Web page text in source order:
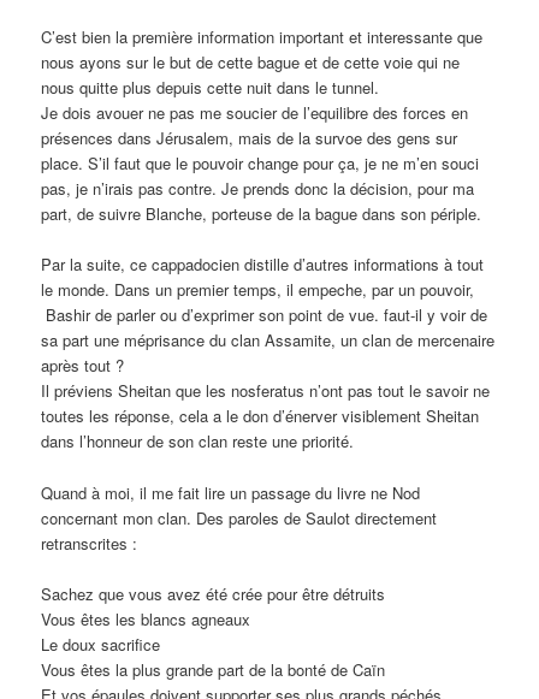
C’est bien la première information important et interessante que
nous ayons sur le but de cette bague et de cette voie qui ne
nous quitte plus depuis cette nuit dans le tunnel.
Je dois avouer ne pas me soucier de l’equilibre des forces en
présences dans Jérusalem, mais de la survoe des gens sur
place. S’il faut que le pouvoir change pour ça, je ne m’en souci
pas, je n’irais pas contre. Je prends donc la décision, pour ma
part, de suivre Blanche, porteuse de la bague dans son périple.
Par la suite, ce cappadocien distille d’autres informations à tout
le monde. Dans un premier temps, il empeche, par un pouvoir,
Bashir de parler ou d’exprimer son point de vue. faut-il y voir de
sa part une méprisance du clan Assamite, un clan de mercenaire
après tout ?
Il préviens Sheitan que les nosferatus n’ont pas tout le savoir ne
toutes les réponse, cela a le don d’énerver visiblement Sheitan
dans l’honneur de son clan reste une priorité.
Quand à moi, il me fait lire un passage du livre ne Nod
concernant mon clan. Des paroles de Saulot directement
retranscrites :
Sachez que vous avez été crée pour être détruits
Vous êtes les blancs agneaux
Le doux sacrifice
Vous êtes la plus grande part de la bonté de Caïn
Et vos épaules doivent supporter ses plus grands péchés,